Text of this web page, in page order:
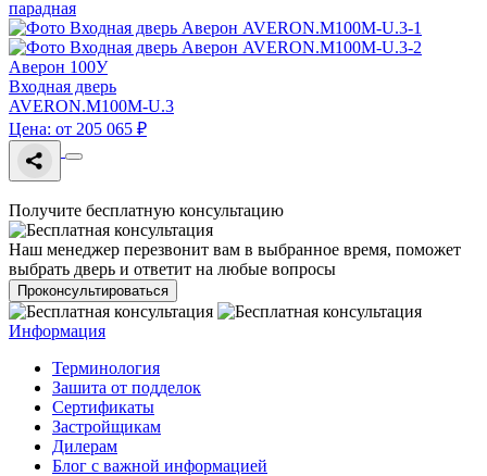
парадная
Аверон 100У
Входная дверь
AVERON.M100M-U.3
Цена: от 205 065 ₽
Получите бесплатную консультацию
Наш менеджер перезвонит вам в выбранное время, поможет
выбрать дверь и ответит на любые вопросы
Проконсультироваться
Информация
Терминология
Зашита от подделок
Сертификаты
Застройщикам
Дилерам
Блог с важной информацией